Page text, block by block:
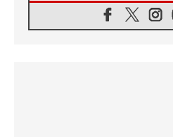
في أسيزي: